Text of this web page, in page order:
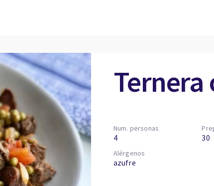
Ternera
Num. personas
4 30
Alérgenos
azufre